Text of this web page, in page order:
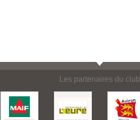
Les partenaires du club